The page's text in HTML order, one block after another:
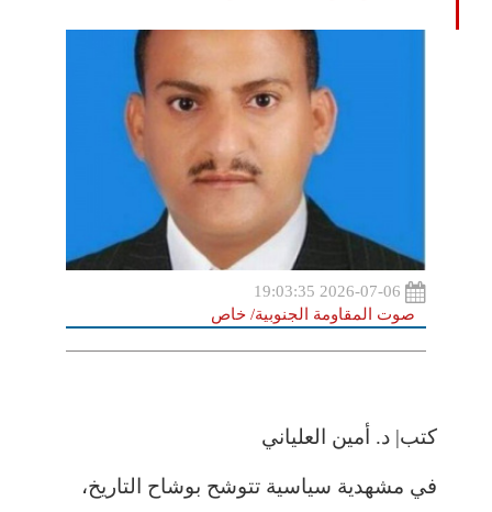
صوت المقاومة الجنوبية/ خاص
كتب| د. أمين العلياني
في مشهدية سياسية تتوشح بوشاح التاريخ،